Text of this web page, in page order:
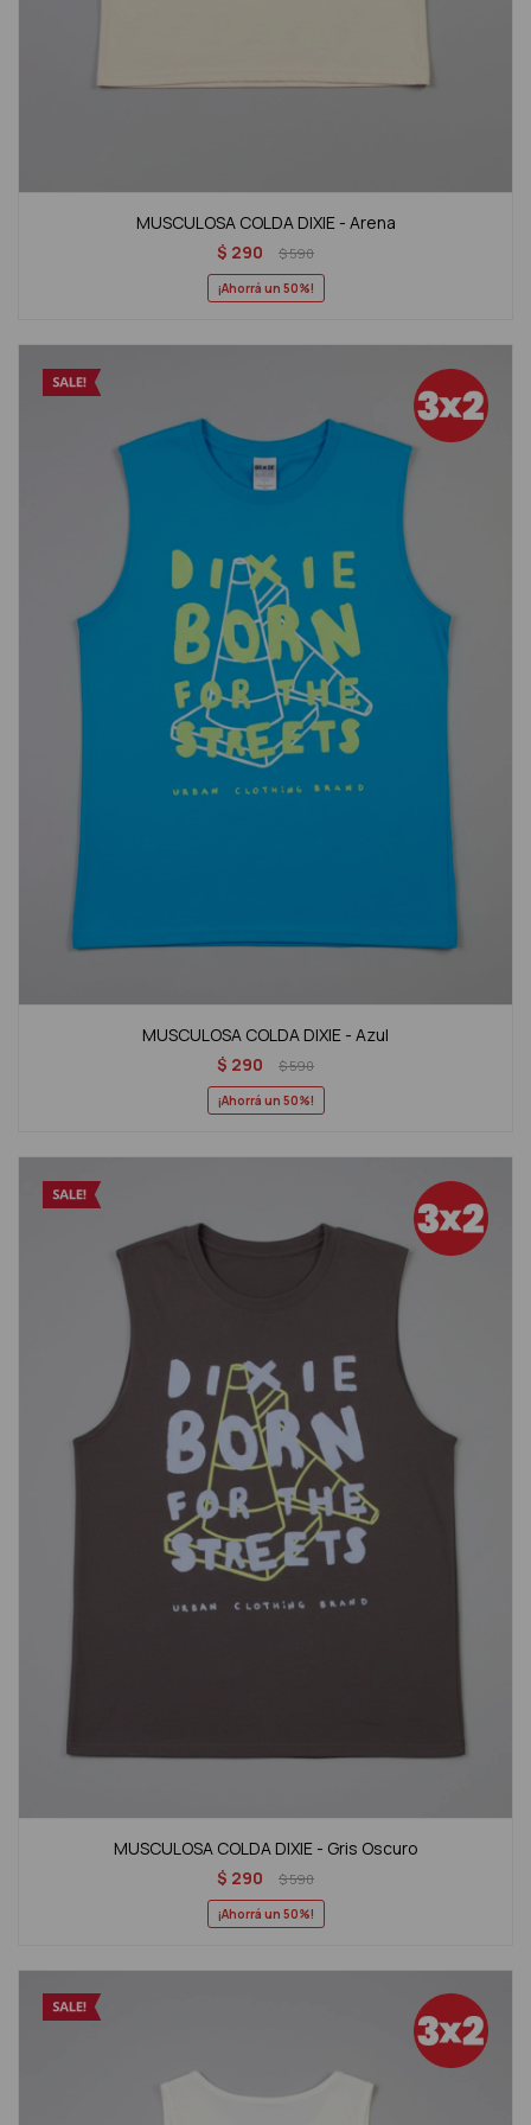
MUSCULOSA COLDA DIXIE - Arena
$ 290 $590
50
MUSCULOSA COLDA DIXIE - Azul
$ 290 $590
50
MUSCULOSA COLDA DIXIE - Gris Oscuro
$ 290 $590
50